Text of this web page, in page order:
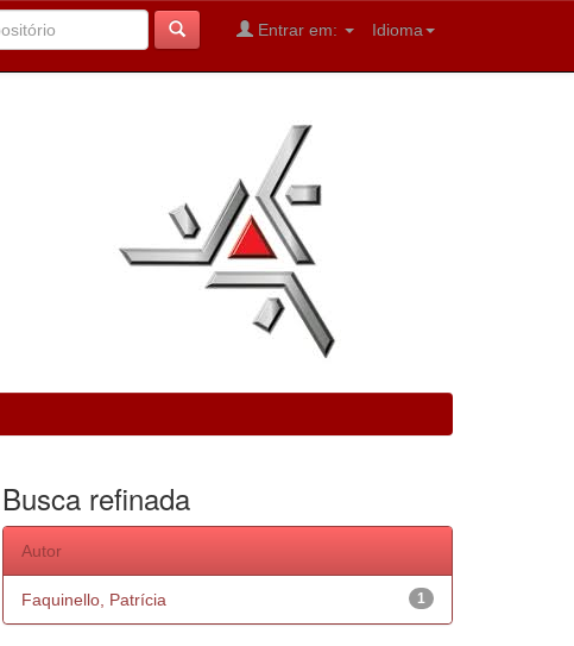
Idioma
Entrar em:
Busca refinada
Autor
1
Faquinello, Patrícia